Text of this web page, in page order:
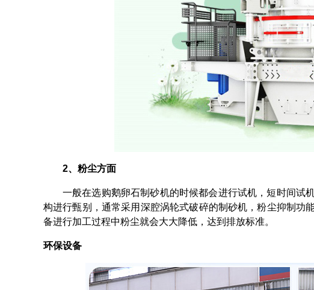
2、粉尘方面
一般在选购鹅卵石制砂机的时候都会进行试机，短时间试
构进行甄别，通常采用深腔涡轮式破碎的制砂机，粉尘抑制功
备进行加工过程中粉尘就会大大降低，达到排放标准。
环保设备